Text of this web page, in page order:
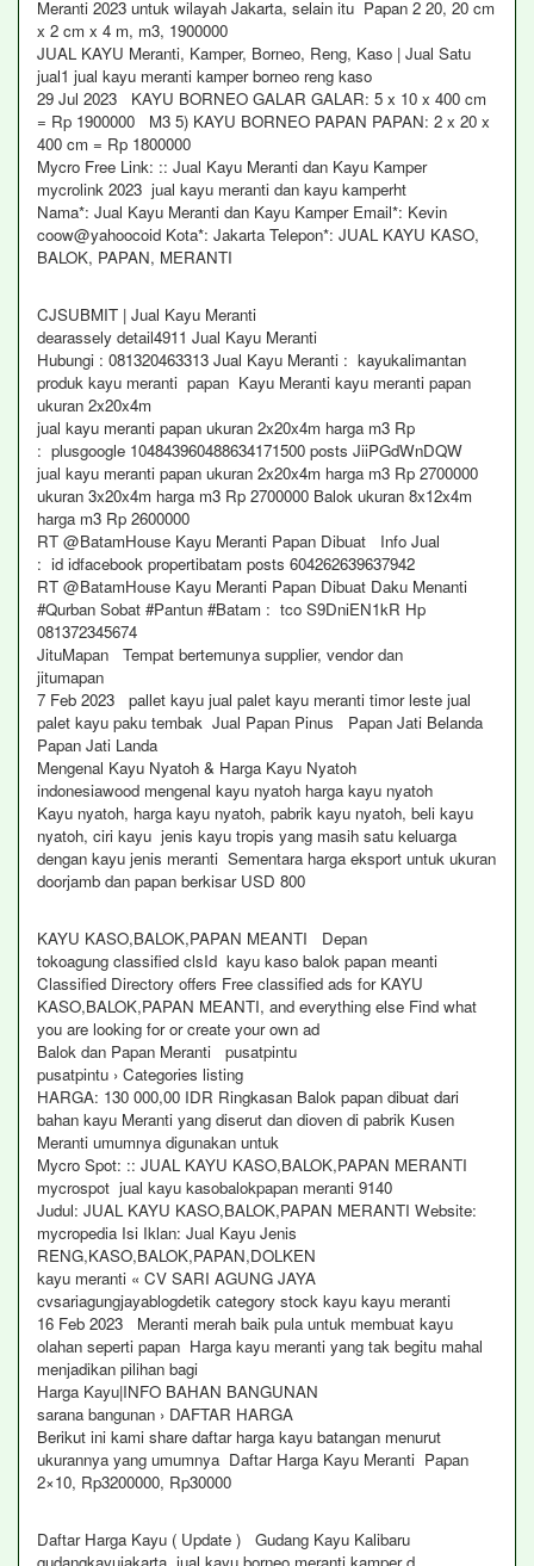
Meranti 2023 untuk wilayah Jakarta, selain itu Papan 2 20, 20 cm
x 2 cm x 4 m, m3, 1900000
JUAL KAYU Meranti, Kamper, Borneo, Reng, Kaso | Jual Satu
jual1 jual kayu meranti kamper borneo reng kaso
29 Jul 2023 KAYU BORNEO GALAR GALAR: 5 x 10 x 400 cm
= Rp 1900000 M3 5) KAYU BORNEO PAPAN PAPAN: 2 x 20 x
400 cm = Rp 1800000
Mycro Free Link: :: Jual Kayu Meranti dan Kayu Kamper
mycrolink 2023 jual kayu meranti dan kayu kamperht
Nama*: Jual Kayu Meranti dan Kayu Kamper Email*: Kevin
coow@yahoocoid Kota*: Jakarta Telepon*: JUAL KAYU KASO,
BALOK, PAPAN, MERANTI
CJSUBMIT | Jual Kayu Meranti
dearassely detail4911 Jual Kayu Meranti
Hubungi : 081320463313 Jual Kayu Meranti : kayukalimantan
produk kayu meranti papan Kayu Meranti kayu meranti papan
ukuran 2x20x4m
jual kayu meranti papan ukuran 2x20x4m harga m3 Rp
: plusgoogle 104843960488634171500 posts JiiPGdWnDQW
jual kayu meranti papan ukuran 2x20x4m harga m3 Rp 2700000
ukuran 3x20x4m harga m3 Rp 2700000 Balok ukuran 8x12x4m
harga m3 Rp 2600000
RT @BatamHouse Kayu Meranti Papan Dibuat Info Jual
: id idfacebook propertibatam posts 604262639637942
RT @BatamHouse Kayu Meranti Papan Dibuat Daku Menanti
#Qurban Sobat #Pantun #Batam : tco S9DniEN1kR Hp
081372345674
JituMapan Tempat bertemunya supplier, vendor dan
jitumapan
7 Feb 2023 pallet kayu jual palet kayu meranti timor leste jual
palet kayu paku tembak Jual Papan Pinus Papan Jati Belanda
Papan Jati Landa
Mengenal Kayu Nyatoh & Harga Kayu Nyatoh
indonesiawood mengenal kayu nyatoh harga kayu nyatoh
Kayu nyatoh, harga kayu nyatoh, pabrik kayu nyatoh, beli kayu
nyatoh, ciri kayu jenis kayu tropis yang masih satu keluarga
dengan kayu jenis meranti Sementara harga eksport untuk ukuran
doorjamb dan papan berkisar USD 800
KAYU KASO,BALOK,PAPAN MEANTI Depan
tokoagung classified clsId kayu kaso balok papan meanti
Classified Directory offers Free classified ads for KAYU
KASO,BALOK,PAPAN MEANTI, and everything else Find what
you are looking for or create your own ad
Balok dan Papan Meranti pusatpintu
pusatpintu › Categories listing
HARGA: 130 000,00 IDR Ringkasan Balok papan dibuat dari
bahan kayu Meranti yang diserut dan dioven di pabrik Kusen
Meranti umumnya digunakan untuk
Mycro Spot: :: JUAL KAYU KASO,BALOK,PAPAN MERANTI
mycrospot jual kayu kasobalokpapan meranti 9140
Judul: JUAL KAYU KASO,BALOK,PAPAN MERANTI Website:
mycropedia Isi Iklan: Jual Kayu Jenis
RENG,KASO,BALOK,PAPAN,DOLKEN
kayu meranti « CV SARI AGUNG JAYA
cvsariagungjayablogdetik category stock kayu kayu meranti
16 Feb 2023 Meranti merah baik pula untuk membuat kayu
olahan seperti papan Harga kayu meranti yang tak begitu mahal
menjadikan pilihan bagi
Harga Kayu|INFO BAHAN BANGUNAN
sarana bangunan › DAFTAR HARGA
Berikut ini kami share daftar harga kayu batangan menurut
ukurannya yang umumnya Daftar Harga Kayu Meranti Papan
2×10, Rp3200000, Rp30000
Daftar Harga Kayu ( Update ) Gudang Kayu Kalibaru